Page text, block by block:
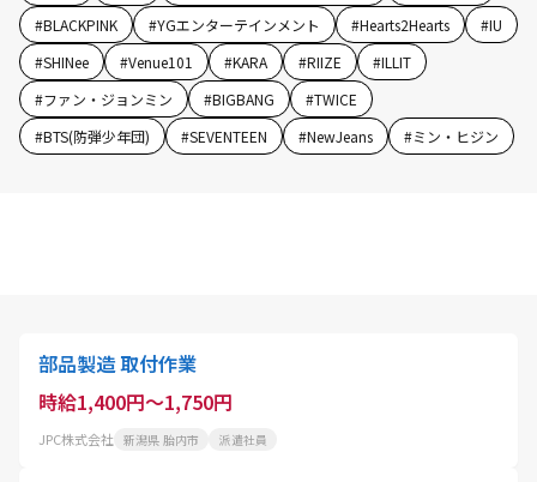
#BLACKPINK #YGエンターテインメント #Hearts2Hearts #IU
#SHINee #Venue101 #KARA #RIIZE #ILLIT
#ファン・ジョンミン #BIGBANG #TWICE
#BTS(防弾少年団) #SEVENTEEN #NewJeans #ミン・ヒジン
部品製造 取付作業
時給1,400円～1,750円
JPC株式会社 新潟県 胎内市 派遣社員